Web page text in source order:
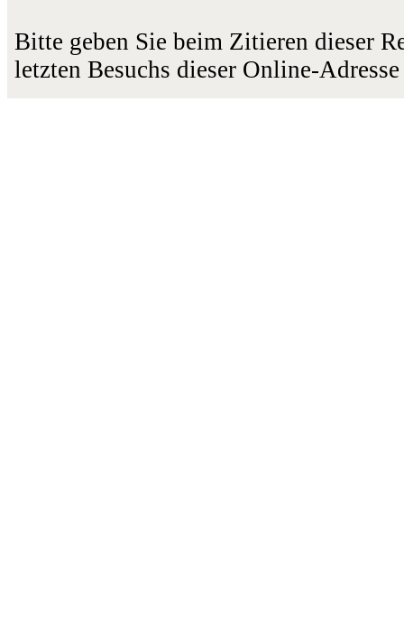
Bitte geben Sie beim Zitieren dieser
letzten Besuchs dieser Online-Adresse